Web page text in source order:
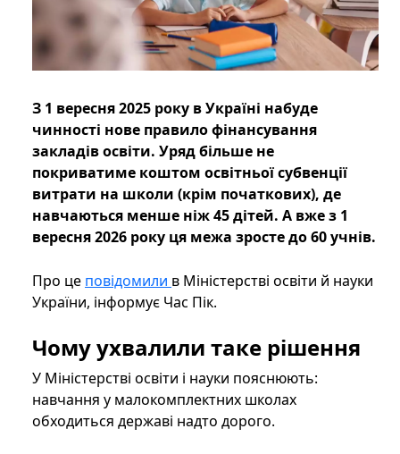
З 1 вересня 2025 року в Україні набуде
чинності нове правило фінансування
закладів освіти. Уряд більше не
покриватиме коштом освітньої субвенції
витрати на школи (крім початкових), де
навчаються менше ніж 45 дітей. А вже з 1
вересня 2026 року ця межа зросте до 60 учнів.
Про це повідомили в Міністерстві освіти й науки
України, інформує Час Пік.
Чому ухвалили таке рішення
У Міністерстві освіти і науки пояснюють:
навчання у малокомплектних школах
обходиться державі надто дорого.